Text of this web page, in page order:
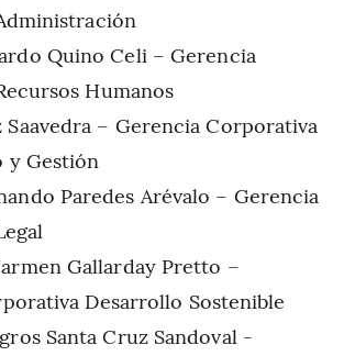
Quino Celi – Gerencia
Humanos
Saavedra – Gerencia Corporativa
y Gestión
Paredes Arévalo – Gerencia
Gallarday Pretto –
Desarrollo Sostenible
Santa Cruz Sandoval -